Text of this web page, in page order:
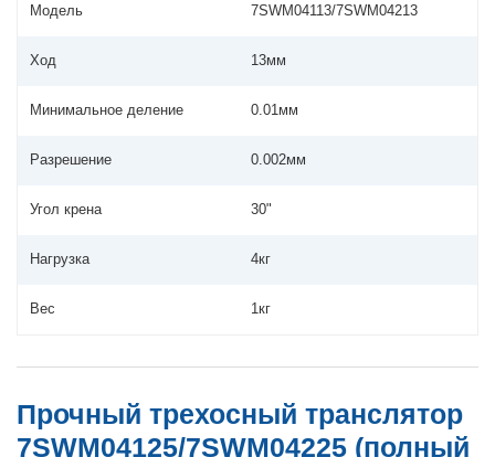
Модель 7SWM04113/7SWM04213
Ход 13мм
Минимальное деление 0.01мм
Разрешение 0.002мм
Угол крена 30"
Нагрузка 4кг
Вес 1кг
Прочный трехосный транслятор
7SWM04125/7SWM04225 (полный